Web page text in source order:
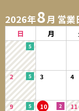
1．入会費・年会費は無
2．会員登録及び、購
3．登録手続きの際は
をご入力ください。
4．会員情報は自らの
に損害が生じたと
す。
5．会員は、当サイト
用させる、売買、
2026年8月 営業
日 月
2 3 4
9 10 11